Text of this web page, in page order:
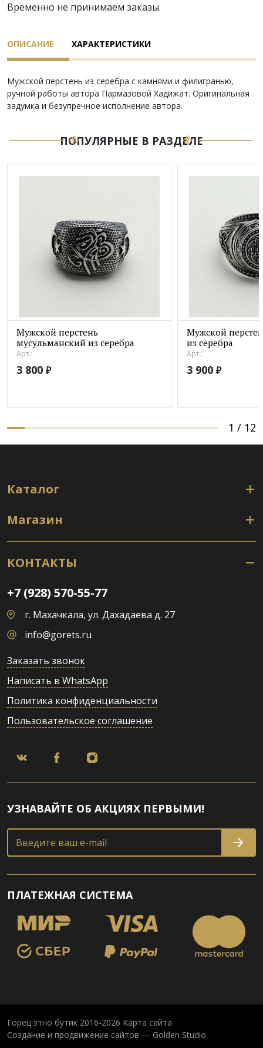
Временно не принимаем заказы.
ОПИСАНИЕ ХАРАКТЕРИСТИКИ
Мужской перстень из серебра с камнями и филигранью,
ручной работы автора Пармазовой Хадижат. Оригинальная
задумка и безупречное исполнение автора.
ПОПУЛЯРНЫЕ В РАЗДЕЛЕ
Мужской перстень
мусульманский из серебра
Арт.:
3 800 ₽
Мужской
из серебра
Арт.:
3 900 ₽
1 / 12
Каталог
Магазин
КОНТАКТЫ
+7 (928) 570-55-77
г. Махачкала, ул. Дахадаева д. 27
info@gorets.ru
Заказать звонок
Написать в WhatsApp
Политика конфиденциальности
Пользовательское соглашение
УЗНАВАЙТЕ ОБ АКЦИЯХ ПЕРВЫМИ!
Введите ваш e-mail
ПЛАТЕЖНАЯ СИСТЕМА
Горец этно бутик 2016-2026 Карта сайта
Создание и продвижение сайтов — Golden Studio